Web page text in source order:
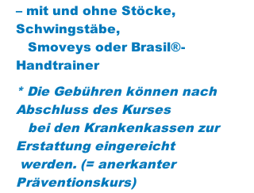
– mit und ohne Stöcke,
Schwingstäbe,
Smoveys oder Brasil®-
Handtrainer
* Die Gebühren können nach
Abschluss des Kurses
bei den Krankenkassen zur
Erstattung eingereicht
werden. (= anerkanter
Präventionskurs)